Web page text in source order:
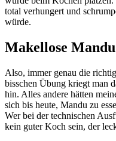
total verhungert und
würde.
Makellose Mandu
Also, immer genau die
bisschen Übung kriegt man
hin. Alles andere hätten
sich bis heute, Mandu zu
Wer bei der technischen
kein guter Koch sein, der